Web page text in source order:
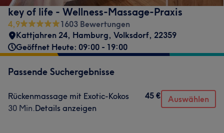
key of life - Wellness-Massage-Praxis
4,9
1603 Bewertungen
Kattjahren 24, Hamburg, Volksdorf, 22359
Geöffnet Heute: 09:00 - 19:00
Passende Suchergebnisse
Rückenmassage mit Exotic-Kokos
30 Min.Details anzeigen
45 € Auswählen